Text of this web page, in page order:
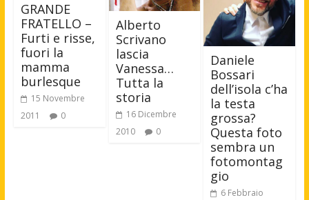
GRANDE
FRATELLO –
Furti e risse,
fuori la
mamma
burlesque
15 Novembre
2011
0
Alberto
Scrivano
lascia
Vanessa…
Tutta la
storia
16 Dicembre
2010
0
Daniele
Bossari
dell’isola c’ha
la testa
grossa?
Questa foto
sembra un
fotomontag
gio
6 Febbraio